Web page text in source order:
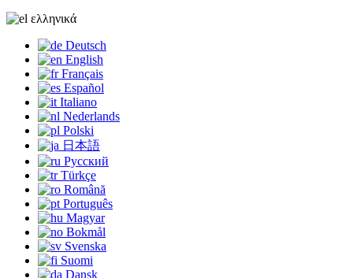
ελληνικά
Deutsch
English
Français
Español
Italiano
Nederlands
Polski
日本語
Русский
Türkçe
Română
Português
Magyar
Bokmål
Svenska
Suomi
Dansk